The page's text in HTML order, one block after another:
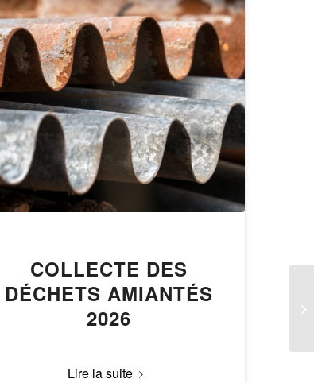
COLLECTE DES
DÉCHETS AMIANTÉS
2026
Lire la suite